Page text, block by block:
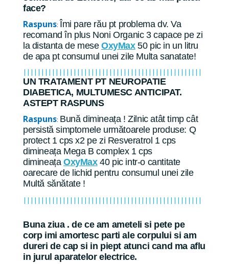
face?
Raspuns: Îmi pare rău pt problema dv. Va
recomand în plus Noni Organic 3 capace pe zi
la distanta de meseOxyMax50 pic in un litru
de apa pt consumul unei zile Multa sanatate!
||||||||||||||||||||||||||||||||||||||||||||||||||
UN TRATAMENT PT NEUROPATIE
DIABETICA, MULTUMESC ANTICIPAT.
ASTEPT RASPUNS
Raspuns: Bună dimineața ! Zilnic atât timp cât
persistă simptomele următoarele produse: Q
protect 1 cps x2 pe zi Resveratrol 1 cps
dimineața Mega B complex 1 cps
dimineața OxyMax40 pic intr-o cantitate
oarecare de lichid pentru consumul unei zile
Multă sănătate !
||||||||||||||||||||||||||||||||||||||||||||||||||
Buna ziua . de ce am ameteli si pete pe
corp imi amortesc parti ale corpului si am
dureri de cap si in piept atunci cand ma aflu
in jurul aparatelor electrice.